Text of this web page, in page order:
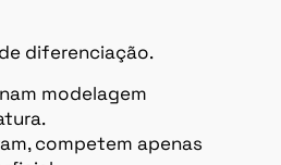
diferenciação.
modelagem
competem apenas